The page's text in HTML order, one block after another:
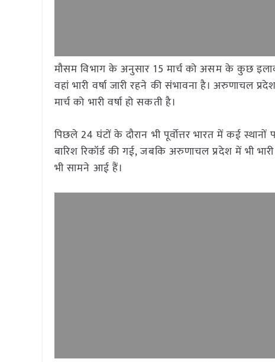
मौसम विभाग के अनुसार 15 मार्च को असम के कुछ
वहां भारी वर्षा जारी रहने की संभावना है। अरुणाचल
मार्च को भारी वर्षा हो सकती है।
पिछले 24 घंटों के दौरान भी पूर्वोत्तर भारत में कई
बारिश रिकॉर्ड की गई, जबकि अरुणाचल प्रदेश में भी
भी सामने आई हैं।